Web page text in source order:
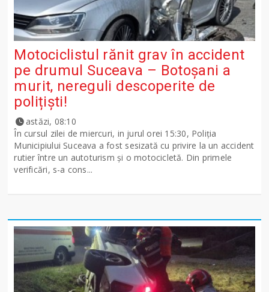
Motociclistul rănit grav în accident
pe drumul Suceava – Botoșani a
murit, nereguli descoperite de
polițiști!
astăzi, 08:10
În cursul zilei de miercuri, in jurul orei 15:30, Poliția
Municipiului Suceava a fost sesizată cu privire la un accident
rutier între un autoturism și o motocicletă. Din primele
verificări, s-a cons...